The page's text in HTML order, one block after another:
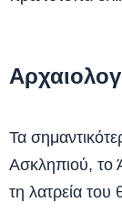
Τα
Ασκληπιού, το
τη λατρεία